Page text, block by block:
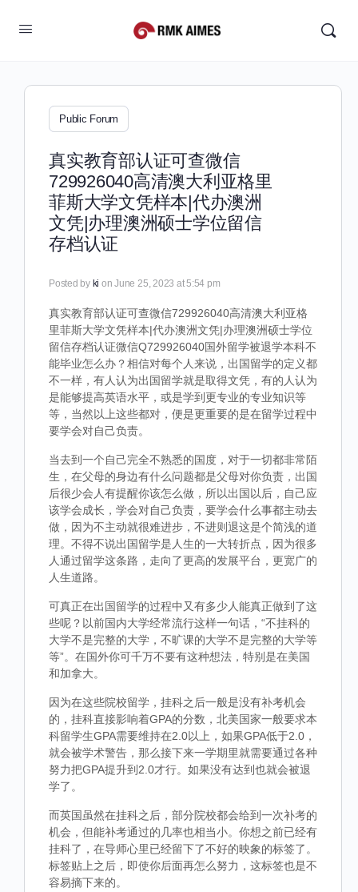
Public Forum
真实教育部认证可查微信
729926040高清澳大利亚格里
菲斯大学文凭样本|代办澳洲
文凭|办理澳洲硕士学位留信
存档认证
Posted by ki on June 25, 2023 at 5:54 pm
真实教育部认证可查微信729926040高清澳大利亚格
里菲斯大学文凭样本|代办澳洲文凭|办理澳洲硕士学位
留信存档认证微信Q729926040国外留学被退学本科不
能毕业怎么办？相信对每个人来说，出国留学的定义都
不一样，有人认为出国留学就是取得文凭，有的人认为
是能够提高英语水平，或是学到更专业的专业知识等
等，当然以上这些都对，便是更重要的是在留学过程中
要学会对自己负责。
当去到一个自己完全不熟悉的国度，对于一切都非常陌
生，在父母的身边有什么问题都是父母对你负责，出国
后很少会人有提醒你该怎么做，所以出国以后，自己应
该学会成长，学会对自己负责，要学会什么事都主动去
做，因为不主动就很难进步，不进则退这是个简浅的道
理。不得不说出国留学是人生的一大转折点，因为很多
人通过留学这条路，走向了更高的发展平台，更宽广的
人生道路。
可真正在出国留学的过程中又有多少人能真正做到了这
些呢？以前国内大学经常流行这样一句话，“不挂科的
大学不是完整的大学，不旷课的大学不是完整的大学等
等”。在国外你可千万不要有这种想法，特别是在美国
和加拿大。
因为在这些院校留学，挂科之后一般是没有补考机会
的，挂科直接影响着GPA的分数，北美国家一般要求本
科留学生GPA需要维持在2.0以上，如果GPA低于2.0，
就会被学术警告，那么接下来一学期里就需要通过各种
努力把GPA提升到2.0才行。如果没有达到也就会被退
学了。
而英国虽然在挂科之后，部分院校都会给到一次补考的
机会，但能补考通过的几率也相当小。你想之前已经有
挂科了，在导师心里已经留下了不好的映象的标签了。
标签贴上之后，即使你后面再怎么努力，这标签也是不
容易摘下来的。